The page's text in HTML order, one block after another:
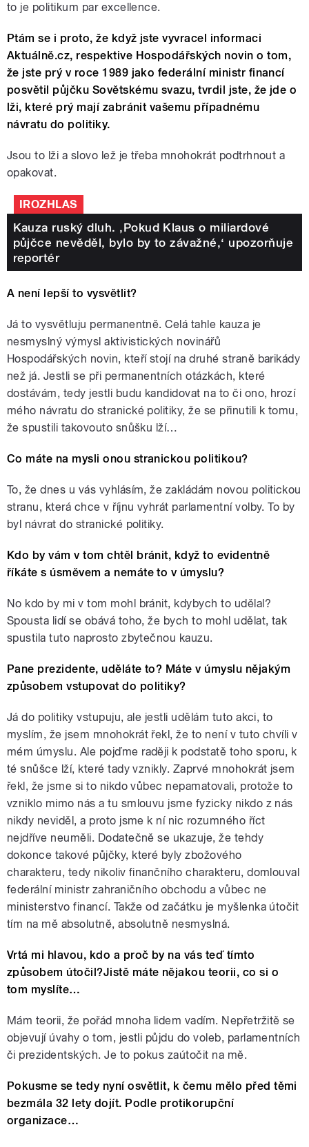
to je politikum par excellence.
Ptám se i proto, že když jste vyvracel informaci
Aktuálně.cz, respektive Hospodářských novin o tom,
že jste prý v roce 1989 jako federální ministr financí
posvětil půjčku Sovětskému svazu, tvrdil jste, že jde o
lži, které prý mají zabránit vašemu případnému
návratu do politiky.
Jsou to lži a slovo lež je třeba mnohokrát podtrhnout a
opakovat.
IROZHLAS
Kauza ruský dluh. ‚Pokud Klaus o miliardové
půjčce nevěděl, bylo by to závažné,‘ upozorňuje
reportér
A není lepší to vysvětlit?
Já to vysvětluju permanentně. Celá tahle kauza je
nesmyslný výmysl aktivistických novinářů
Hospodářských novin, kteří stojí na druhé straně barikády
než já. Jestli se při permanentních otázkách, které
dostávám, tedy jestli budu kandidovat na to či ono, hrozí
mého návratu do stranické politiky, že se přinutili k tomu,
že spustili takovouto snůšku lží…
Co máte na mysli onou stranickou politikou?
To, že dnes u vás vyhlásím, že zakládám novou politickou
stranu, která chce v říjnu vyhrát parlamentní volby. To by
byl návrat do stranické politiky.
Kdo by vám v tom chtěl bránit, když to evidentně
říkáte s úsměvem a nemáte to v úmyslu?
No kdo by mi v tom mohl bránit, kdybych to udělal?
Spousta lidí se obává toho, že bych to mohl udělat, tak
spustila tuto naprosto zbytečnou kauzu.
Pane prezidente, uděláte to? Máte v úmyslu nějakým
způsobem vstupovat do politiky?
Já do politiky vstupuju, ale jestli udělám tuto akci, to
myslím, že jsem mnohokrát řekl, že to není v tuto chvíli v
mém úmyslu. Ale pojďme raději k podstatě toho sporu, k
té snůšce lží, které tady vznikly. Zaprvé mnohokrát jsem
řekl, že jsme si to nikdo vůbec nepamatovali, protože to
vzniklo mimo nás a tu smlouvu jsme fyzicky nikdo z nás
nikdy neviděl, a proto jsme k ní nic rozumného říct
nejdříve neuměli. Dodatečně se ukazuje, že tehdy
dokonce takové půjčky, které byly zbožového
charakteru, tedy nikoliv finančního charakteru, domlouval
federální ministr zahraničního obchodu a vůbec ne
ministerstvo financí. Takže od začátku je myšlenka útočit
tím na mě absolutně, absolutně nesmyslná.
Vrtá mi hlavou, kdo a proč by na vás teď tímto
způsobem útočil?Jistě máte nějakou teorii, co si o
tom myslíte…
Mám teorii, že pořád mnoha lidem vadím. Nepřetržitě se
objevují úvahy o tom, jestli půjdu do voleb, parlamentních
či prezidentských. Je to pokus zaútočit na mě.
Pokusme se tedy nyní osvětlit, k čemu mělo před těmi
bezmála 32 lety dojít. Podle protikorupční
organizace…